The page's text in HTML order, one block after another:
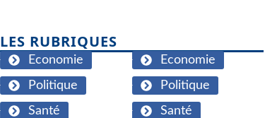
LES RUBRIQUES
Economie
Politique
Santé
Economie
Politique
Santé